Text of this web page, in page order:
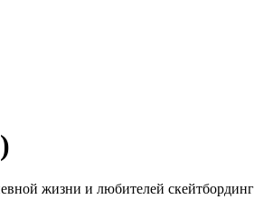
жизни и любителей